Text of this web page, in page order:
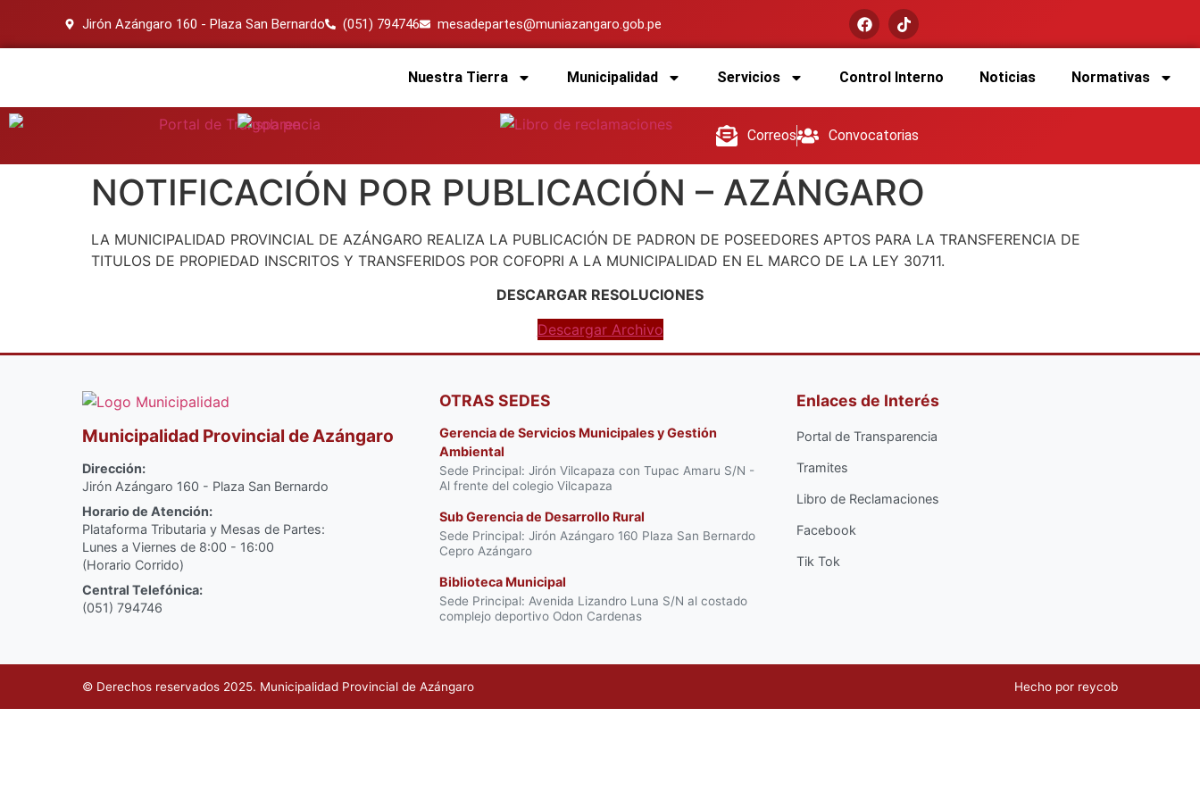
Jirón Azángaro 160 - Plaza San Bernardo (051) 794746 mesadepartes@muniazangaro.gob.pe
Nuestra Tierra Municipalidad Servicios Control Interno Noticias Normativas
Correos Convocatorias
NOTIFICACIÓN POR PUBLICACIÓN – AZÁNGARO
LA MUNICIPALIDAD PROVINCIAL DE AZÁNGARO REALIZA LA PUBLICACIÓN DE PADRON DE POSEEDORES APTOS PARA LA TRANSFERENCIA DE
TITULOS DE PROPIEDAD INSCRITOS Y TRANSFERIDOS POR COFOPRI A LA MUNICIPALIDAD EN EL MARCO DE LA LEY 30711.
DESCARGAR RESOLUCIONES
Descargar Archivo
Municipalidad Provincial de Azángaro
Dirección:
Jirón Azángaro 160 - Plaza San Bernardo
Horario de Atención:
Plataforma Tributaria y Mesas de Partes:
Lunes a Viernes de 8:00 - 16:00
(Horario Corrido)
Central Telefónica:
(051) 794746
OTRAS SEDES
Gerencia de Servicios Municipales y Gestión
Ambiental
Sede Principal: Jirón Vilcapaza con Tupac Amaru S/N -
Al frente del colegio Vilcapaza
Sub Gerencia de Desarrollo Rural
Sede Principal: Jirón Azángaro 160 Plaza San Bernardo
Cepro Azángaro
Biblioteca Municipal
Sede Principal: Avenida Lizandro Luna S/N al costado
complejo deportivo Odon Cardenas
Enlaces de Interés
Portal de Transparencia
Tramites
Libro de Reclamaciones
Facebook
Tik Tok
© Derechos reservados 2025. Municipalidad Provincial de Azángaro Hecho por reycob